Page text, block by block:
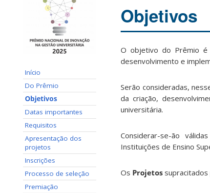
Início
Do Prêmio
Objetivos
Datas importantes
Requisitos
Apresentação dos
projetos
Inscrições
Processo de seleção
Premiação
Objetivos
O objetivo do Prêmio é
desenvolvimento e
Serão consideradas,
da criação,
universitária.
Considerar-se-ão
Instituições de Ensino
Os Projetos